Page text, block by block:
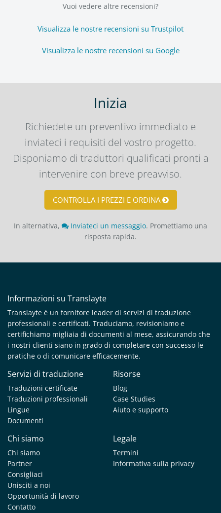
Vuoi vedere altre recensioni?
Visualizza le nostre recensioni su Trustpilot
Visualizza le nostre recensioni su Google
Inizia
Richiedete un preventivo immediato e
inviateci i requisiti del vostro progetto.
Disponiamo di traduttori qualificati pronti a
intervenire con breve preavviso.
CONTROLLA I PREZZI E ORDINA
In alternativa, Inviateci un messaggio. Promettiamo una
risposta rapida.
Informazioni su Translayte
Translayte è un fornitore leader di servizi di traduzione
professionali e certificati. Traduciamo, revisioniamo e
certifichiamo migliaia di documenti al mese, assicurando che
i nostri clienti siano in grado di completare con successo le
pratiche o di comunicare efficacemente.
Servizi di traduzione
Traduzioni certificate
Traduzioni professionali
Lingue
Documenti
Risorse
Blog
Case Studies
Aiuto e supporto
Chi siamo
Chi siamo
Partner
Consigliaci
Unisciti a noi
Opportunità di lavoro
Contatto
Legale
Termini
Informativa sulla privacy